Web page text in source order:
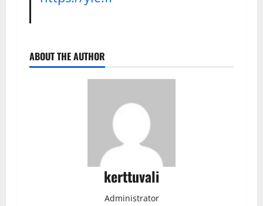
ABOUT THE AUTHOR
kerttuvali
Administrator